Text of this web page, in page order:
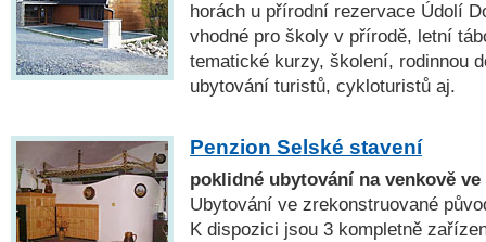
horách u přírodní rezervace Údolí
vhodné pro školy v přírodě, letní
tematické kurzy, školení, rodinnou
ubytování turistů, cykloturistů aj.
Penzion Selské stavení
poklidné ubytování na venkově
Ubytování ve zrekonstruované
K dispozici jsou 3 kompletně